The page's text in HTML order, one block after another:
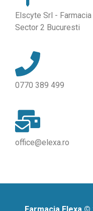
Elscyte Srl -
Sector 2 Bucuresti
0770 389 499
office@elexa.ro
Farmacia Elexa